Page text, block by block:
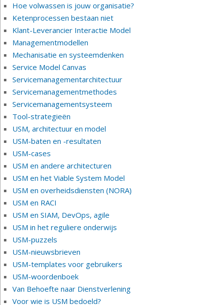
Hoe volwassen is jouw organisatie?
Ketenprocessen bestaan niet
Klant-Leverancier Interactie Model
Managementmodellen
Mechanisatie en systeemdenken
Service Model Canvas
Servicemanagementarchitectuur
Servicemanagementmethodes
Servicemanagementsysteem
Tool-strategieën
USM, architectuur en model
USM-baten en -resultaten
USM-cases
USM en andere architecturen
USM en het Viable System Model
USM en overheidsdiensten (NORA)
USM en RACI
USM en SIAM, DevOps, agile
USM in het reguliere onderwijs
USM-puzzels
USM-nieuwsbrieven
USM-templates voor gebruikers
USM-woordenboek
Van Behoefte naar Dienstverlening
Voor wie is USM bedoeld?